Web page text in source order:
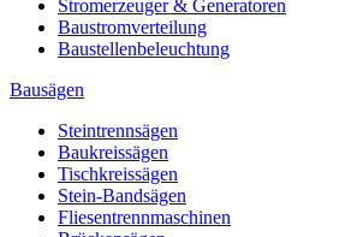
Stromerzeuger & Generatoren
Baustromverteilung
Baustellenbeleuchtung
Bausägen
Steintrennsägen
Baukreissägen
Tischkreissägen
Stein-Bandsägen
Fliesentrennmaschinen